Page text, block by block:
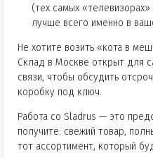
(тех самых
лучше всего именно в
Не хотите возить «кота в
Склад в Москве открыт для
связи, чтобы обсудить
коробку под ключ.
Работа со Sladrus — это
получите: свежий товар,
тот ассортимент, который